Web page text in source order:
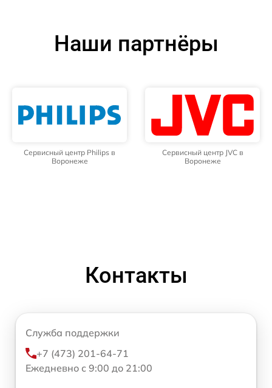
Наши партнёры
Сервисный центр Philips в
Воронеже
Сервисный центр JVC в
Воронеже
Контакты
Служба поддержки
+7 (473) 201-64-71
Ежедневно с 9:00 до 21:00